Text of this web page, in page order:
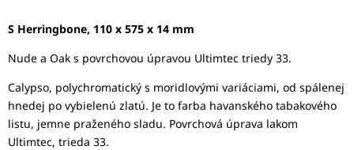
S Herringbone, 110 x 575 x 14 mm
Nude a Oak s povrchovou úpravou Ultimtec triedy 33.
Calypso, polychromatický s moridlovými variáciami, od spálenej
hnedej po vybielenú zlatú. Je to farba havanského tabakového
listu, jemne praženého sladu. Povrchová úprava lakom
Ultimtec, trieda 33.